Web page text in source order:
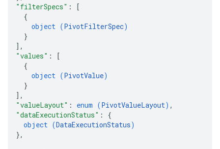
"filterSpecs" :
[
{
object (PivotFilterSpec)
}
] ,
"values" :
[
{
object (PivotValue)
}
] ,
"valueLayout" : enum (PivotValueLayout) ,
"dataExecutionStatus" : {
object (DataExecutionStatus)
},